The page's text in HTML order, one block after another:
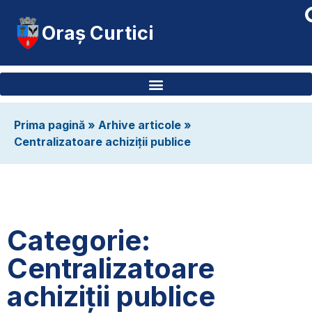
Oraș Curtici
Prima pagină » Arhive articole »
Centralizatoare achiziții publice
Categorie:
Centralizatoare
achiziții publice